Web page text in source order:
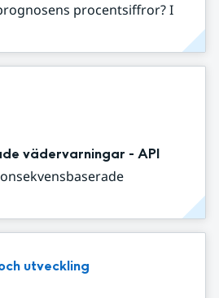
procentsiffror? I
vädervarningar - API
utveckling